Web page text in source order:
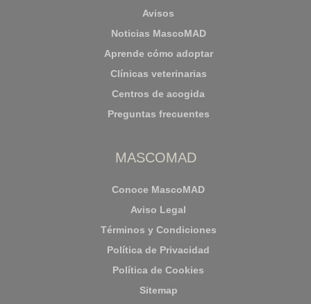
Avisos
Noticias MascoMAD
Aprende cómo adoptar
Clínicas veterinarias
Centros de acogida
Preguntas frecuentes
MASCOMAD
Conoce MascoMAD
Aviso Legal
Términos y Condiciones
Política de Privacidad
Política de Cookies
Sitemap